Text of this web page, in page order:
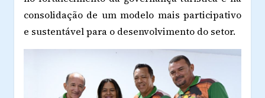
consolidação de um modelo mais participativo
e sustentável para o desenvolvimento do setor.